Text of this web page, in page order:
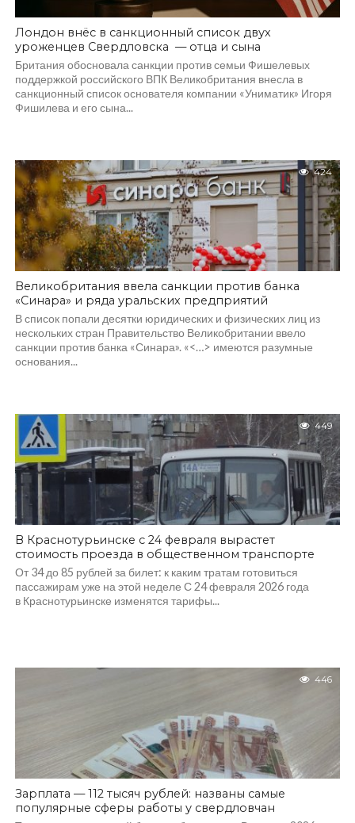
Лондон внёс в санкционный список двух
уроженцев Свердловска — отца и сына
Британия обосновала санкции против семьи Фишелевых
поддержкой российского ВПК Великобритания внесла в
санкционный список основателя компании «Униматик» Игоря
Фишилева и его сына...
424
Великобритания ввела санкции против банка
«Синара» и ряда уральских предприятий
В список попали десятки юридических и физических лиц из
нескольких стран Правительство Великобритании ввело
санкции против банка «Синара». «<…> имеются разумные
основания...
449
В Краснотурьинске с 24 февраля вырастет
стоимость проезда в общественном транспорте
От 34 до 85 рублей за билет: к каким тратам готовиться
пассажирам уже на этой неделе С 24 февраля 2026 года
в Краснотурьинске изменятся тарифы...
446
Зарплата — 112 тысяч рублей: названы самые
популярные сферы работы у свердловчан